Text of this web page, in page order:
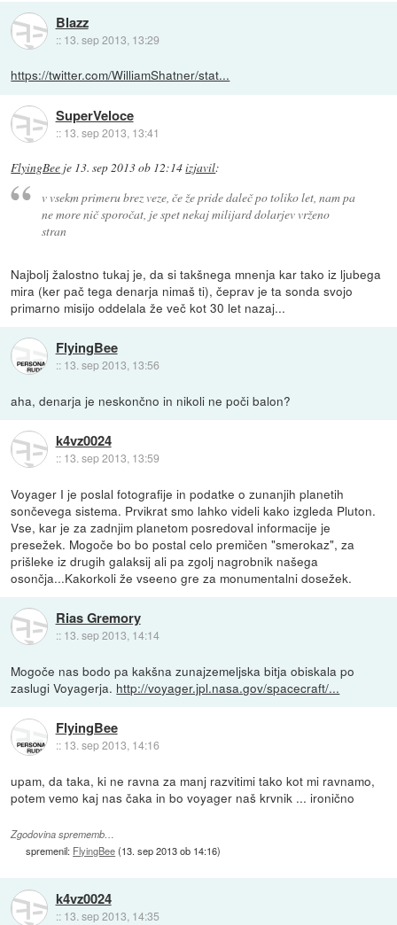
Blazz
:: 13. sep 2013, 13:29
https://twitter.com/WilliamShatner/stat...
SuperVeloce
:: 13. sep 2013, 13:41
FlyingBee je 13. sep 2013 ob 12:14izjavil:
v vsekm primeru brez veze, če že pride daleč po toliko let, nam pa
ne more nič sporočat, je spet nekaj milijard dolarjev vrženo
stran
Najbolj žalostno tukaj je, da si takšnega mnenja kar tako iz ljubega
mira (ker pač tega denarja nimaš ti), čeprav je ta sonda svojo
primarno misijo oddelala že več kot 30 let nazaj...
FlyingBee
:: 13. sep 2013, 13:56
aha, denarja je neskončno in nikoli ne poči balon?
k4vz0024
:: 13. sep 2013, 13:59
Voyager I je poslal fotografije in podatke o zunanjih planetih
sončevega sistema. Prvikrat smo lahko videli kako izgleda Pluton.
Vse, kar je za zadnjim planetom posredoval informacije je
presežek. Mogoče bo bo postal celo premičen "smerokaz", za
prišleke iz drugih galaksij ali pa zgolj nagrobnik našega
osončja...Kakorkoli že vseeno gre za monumentalni dosežek.
Rias Gremory
:: 13. sep 2013, 14:14
Mogoče nas bodo pa kakšna zunajzemeljska bitja obiskala po
zaslugi Voyagerja. http://voyager.jpl.nasa.gov/spacecraft/...
FlyingBee
:: 13. sep 2013, 14:16
upam, da taka, ki ne ravna za manj razvitimi tako kot mi ravnamo,
potem vemo kaj nas čaka in bo voyager naš krvnik ... ironično
Zgodovina sprememb…
spremenil: FlyingBee(13. sep 2013 ob 14:16)
k4vz0024
:: 13. sep 2013, 14:35